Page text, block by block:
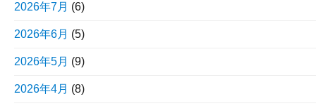
2026年7月 (6)
2026年6月 (5)
2026年5月 (9)
2026年4月 (8)